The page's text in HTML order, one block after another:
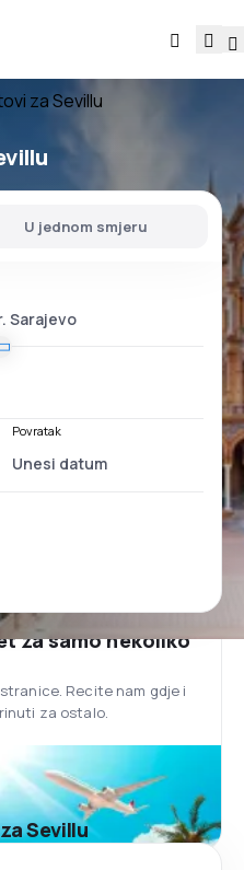
za Sevillu
U jednom smjeru
Povratak
za samo nekoliko
Recite nam gdje i
za ostalo.
Sevillu